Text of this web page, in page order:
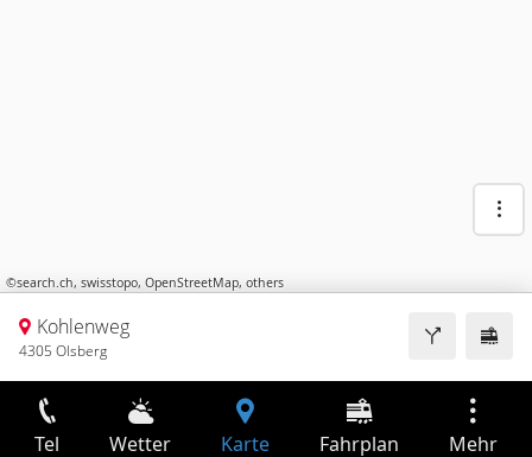
©search.ch, swisstopo, OpenStreetMap, others
Kohlenweg
4305 Olsberg
Tel Wetter Karte Fahrplan Mehr